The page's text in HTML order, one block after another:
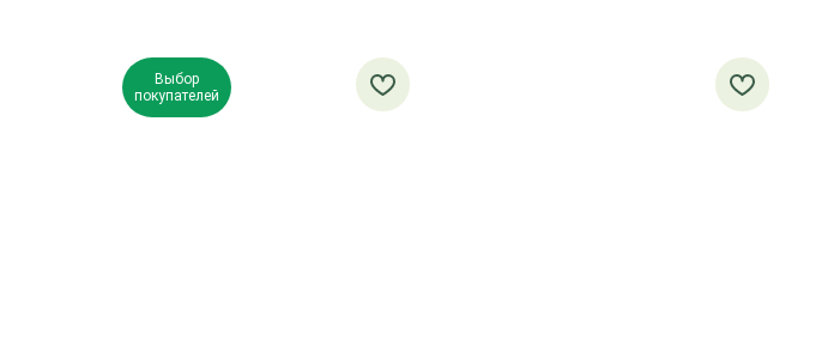
Выбор
покупателей